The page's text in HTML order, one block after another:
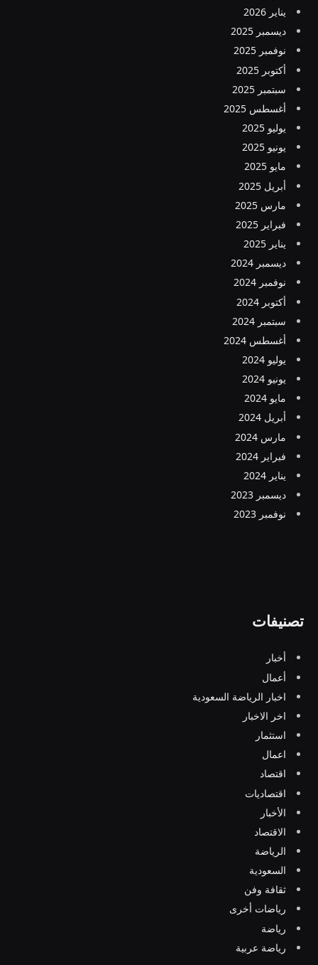
يناير 2026
ديسمبر 2025
نوفمبر 2025
أكتوبر 2025
سبتمبر 2025
أغسطس 2025
يوليو 2025
يونيو 2025
مايو 2025
أبريل 2025
مارس 2025
فبراير 2025
يناير 2025
ديسمبر 2024
نوفمبر 2024
أكتوبر 2024
سبتمبر 2024
أغسطس 2024
يوليو 2024
يونيو 2024
مايو 2024
أبريل 2024
مارس 2024
فبراير 2024
يناير 2024
ديسمبر 2023
نوفمبر 2023
تصنيفات
أخبار
أعمال
اخبار الرياضة السعودية
اخر الاخبار
استثمار
اعمال
اقتصاد
اقتصاديات
الأخبار
الاقتصاد
الرياضة
السعودية
ثقافة وفن
رياضات أخرى
رياضة
رياضة عربية